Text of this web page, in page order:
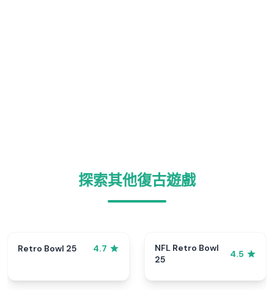
探索其他復古遊戲
Retro Bowl 25 4.7
NFL Retro Bowl
25
4.5